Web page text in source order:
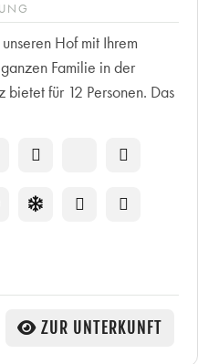
Hof mit Ihrem
Familie in der
für 12 Personen. Das
ZUR UNTERKUNFT